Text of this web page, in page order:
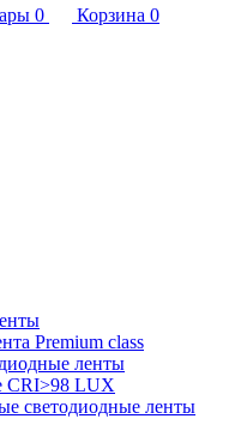
0 Корзина 0
Premium class
ленты
CRI>98 LUX
светодиодные ленты